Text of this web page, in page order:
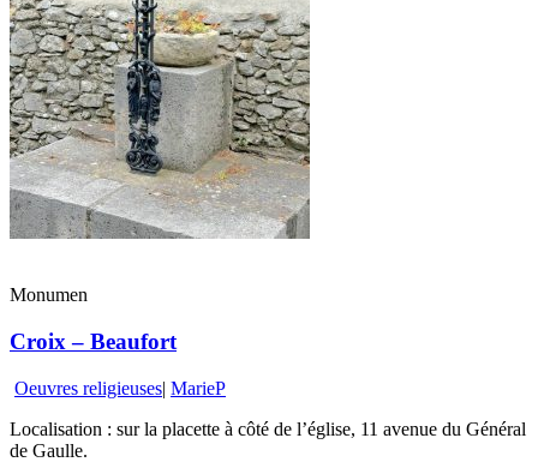
Monumen
Croix – Beaufort
Oeuvres religieuses| MarieP
Localisation : sur la placette à côté de l’église, 11 avenue du Général
de Gaulle.